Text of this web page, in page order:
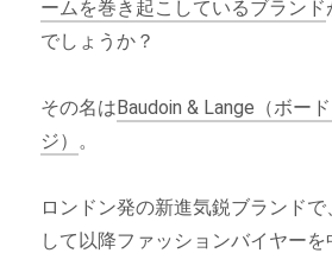
ームを巻き起こしているブランド
でしょうか？
その名はBaudoin & Lange（ボー
ジ） 。
ロンドン発の新進気鋭ブランド
して以降ファッションバイヤー